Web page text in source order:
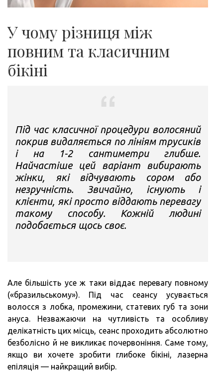
У чому різниця між
повним та класичним
бікіні
Під час класичної процедури волосяний
покрив видаляється по лініям трусиків
і на 1-2 сантиметри глибше.
Найчастіше цей варіант вибирають
жінки, які відчувають сором або
незручність. Звичайно, існують і
клієнти, які просто віддають перевагу
такому способу. Кожній людині
подобається щось своє.
Але більшість усе ж таки віддає перевагу повному
(«бразильському»). Під час сеансу усувається
волосся з лобка, промежини, статевих губ та зони
ануса. Незважаючи на чутливість та особливу
делікатність цих місць, сеанс проходить абсолютно
безболісно й не викликає почервоніння. Саме тому,
якщо ви хочете зробити глибоке бікіні, лазерна
епіляція — найкращий вибір.